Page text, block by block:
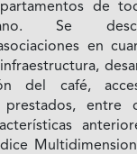
de
Se
en
del café,
prestados, entre